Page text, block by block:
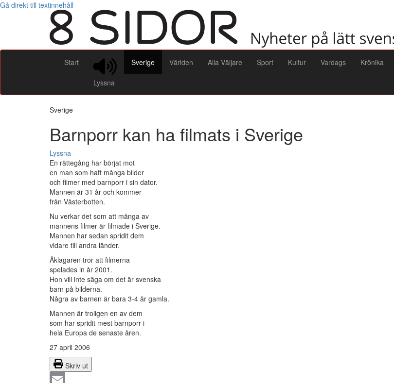
Gå direkt till textinnehåll
Start
Lyssna
Sverige Världen Alla Väljare Sport Kultur Vardags Krönika
Sverige
Barnporr kan ha filmats i Sverige
Lyssna
En rättegång har börjat mot
en man som haft många bilder
och filmer med barnporr i sin dator.
Mannen är 31 år och kommer
från Västerbotten.
Nu verkar det som att många av
mannens filmer är filmade i Sverige.
Mannen har sedan spridit dem
vidare till andra länder.
Åklagaren tror att filmerna
spelades in år 2001.
Hon vill inte säga om det är svenska
barn på bilderna.
Några av barnen är bara 3-4 år gamla.
Mannen är troligen en av dem
som har spridit mest barnporr i
hela Europa de senaste åren.
27 april 2006
Skriv ut